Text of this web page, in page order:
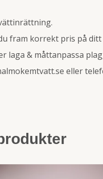
fram korrekt pris på ditt
laga & måttanpassa
eller